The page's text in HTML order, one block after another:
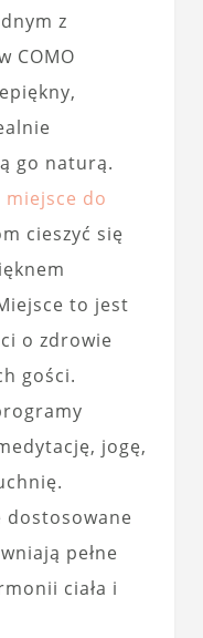
z
COMO
go naturą.
miejsce do
cieszyć się
to jest
o zdrowie
gości.
jogę,
dostosowane
pełne
ciała i